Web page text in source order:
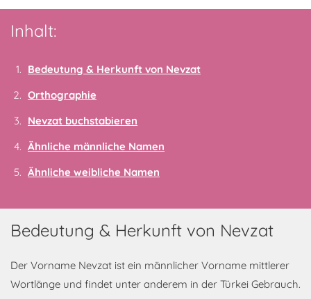
Inhalt:
Bedeutung & Herkunft von Nevzat
Orthographie
Nevzat buchstabieren
Ähnliche männliche Namen
Ähnliche weibliche Namen
Bedeutung & Herkunft von Nevzat
Der Vorname Nevzat ist ein männlicher Vorname mittlerer
Wortlänge und findet unter anderem in der Türkei Gebrauch.